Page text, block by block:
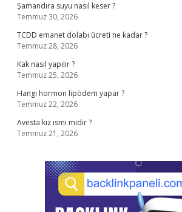
Şamandıra suyu nasıl keser ?
Temmuz 30, 2026
TCDD emanet dolabı ücreti ne kadar ?
Temmuz 28, 2026
Kak nasıl yapılır ?
Temmuz 25, 2026
Hangi hormon lipödem yapar ?
Temmuz 22, 2026
Avesta kız ismi midir ?
Temmuz 21, 2026